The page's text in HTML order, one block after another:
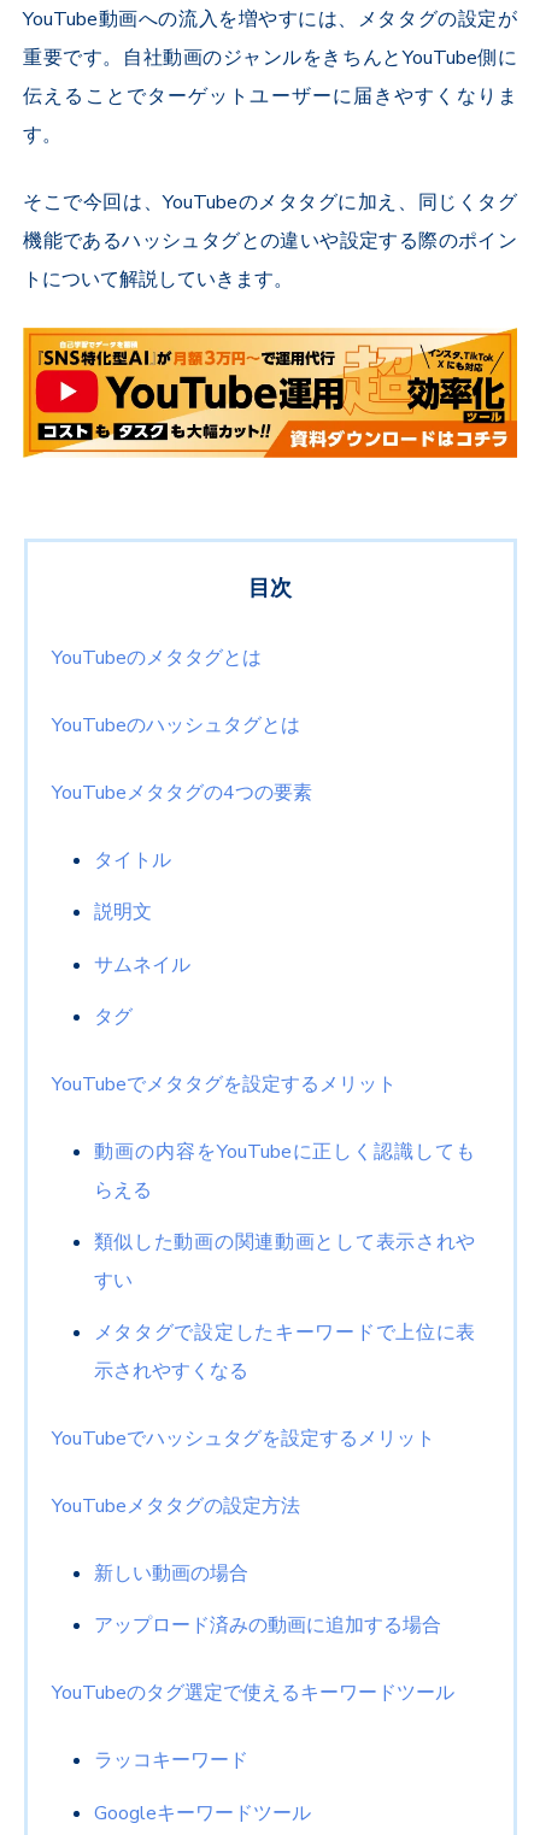
YouTube動画への流入を増やすには、メタタグの設定が
重要です。自社動画のジャンルをきちんとYouTube側に
伝えることでターゲットユーザーに届きやすくなりま
す。
そこで今回は、YouTubeのメタタグに加え、同じくタグ
機能であるハッシュタグとの違いや設定する際のポイン
トについて解説していきます。
目次
YouTubeのメタタグとは
YouTubeのハッシュタグとは
YouTubeメタタグの4つの要素
タイトル
説明文
サムネイル
タグ
YouTubeでメタタグを設定するメリット
動画の内容をYouTubeに正しく認識しても
らえる
類似した動画の関連動画として表示されや
すい
メタタグで設定したキーワードで上位に表
示されやすくなる
YouTubeでハッシュタグを設定するメリット
YouTubeメタタグの設定方法
新しい動画の場合
アップロード済みの動画に追加する場合
YouTubeのタグ選定で使えるキーワードツール
ラッコキーワード
Googleキーワードツール